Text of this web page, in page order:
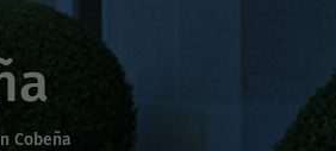
Cobeña